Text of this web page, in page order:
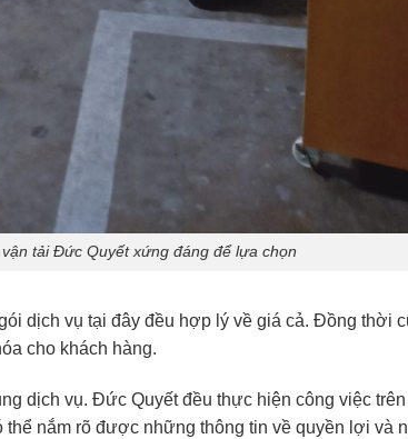
tải Đức Quyết xứng đáng để lựa chọn
dịch vụ tại đây đều hợp lý về giá cả. Đồng thời
cho khách hàng.
dịch vụ. Đức Quyết đều thực hiện công việc
nắm rõ được những thông tin về quyền lợi và